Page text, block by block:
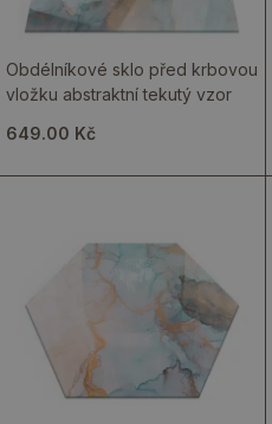
Obdélníkové sklo před krbovou
vložku abstraktní tekutý vzor
649.00 Kč